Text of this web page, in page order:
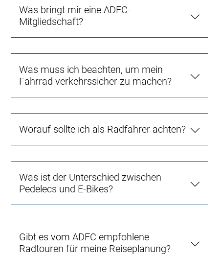
Was bringt mir eine ADFC-
Mitgliedschaft?
Was muss ich beachten, um mein
Fahrrad verkehrssicher zu machen?
Worauf sollte ich als Radfahrer achten?
Was ist der Unterschied zwischen
Pedelecs und E-Bikes?
Gibt es vom ADFC empfohlene
Radtouren für meine Reiseplanung?